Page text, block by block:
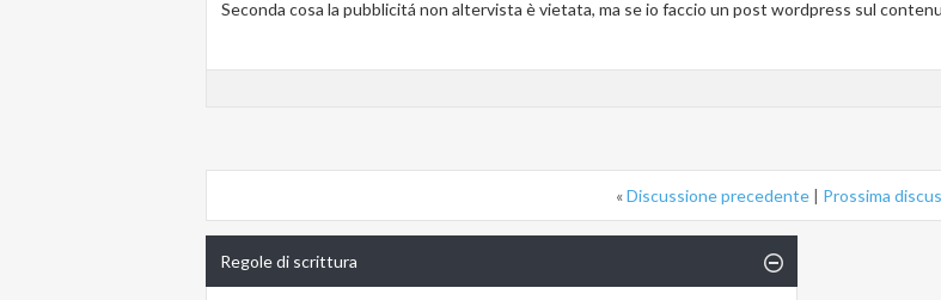
Seconda cosa la pubblicitá non altervista è vietata, ma se io faccio un post wordpress sul
«Discussione precedente | Prossima
Regole di scrittura